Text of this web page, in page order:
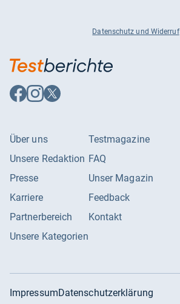
Datenschutz und Widerruf
Auf
Facebook
Auf
Instagram
Auf
X
Über uns
Unsere Redaktion
Presse
Karriere
Partnerbereich
Unsere Kategorien
Testmagazine
FAQ
Unser Magazin
Feedback
Kontakt
ImpressumDatenschutzerklärung